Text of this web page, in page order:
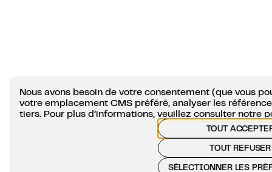
Nous avons besoin de votre consentement (que vous
votre emplacement CMS préféré, analyser les
tiers. Pour plus d’informations, veuillez consulter notre
TOUT
TOUT REFUSER
SÉLECTIONNER LES